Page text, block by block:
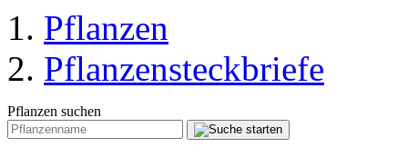
Pflanzen
Pflanzensteckbriefe
Pflanzen suchen